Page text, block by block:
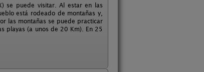
se puede visitar. Al estar en las
está rodeado de montañas y,
las montañas se puede practicar
playas (a unos de 20 Km). En 25